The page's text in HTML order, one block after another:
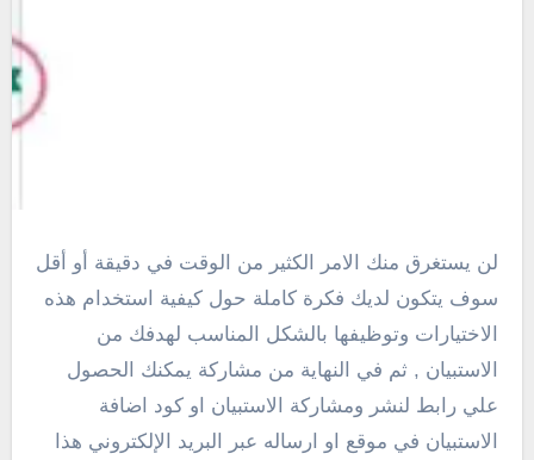
لن يستغرق منك الامر الكثير من الوقت في دقيقة أو أقل
سوف يتكون لديك فكرة كاملة حول كيفية استخدام هذه
الاختيارات وتوظيفها بالشكل المناسب لهدفك من
الاستبيان , ثم في النهاية من مشاركة يمكنك الحصول
علي رابط لنشر ومشاركة الاستبيان او كود اضافة
الاستبيان في موقع او ارساله عبر البريد الإلكتروني هذا